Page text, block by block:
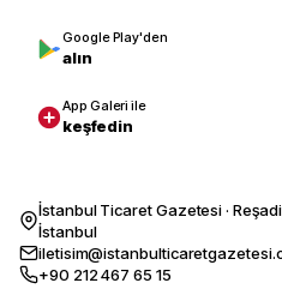
Google Play'den
alın
App Galeri ile
keşfedin
İstanbul Ticaret Gazetesi ·
İstanbul
+90 212 467 65 15